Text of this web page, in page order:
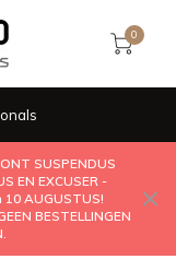
0
SUSPENDUS
EN EXCUSER -
10 AUGUSTUS!
BESTELLINGEN